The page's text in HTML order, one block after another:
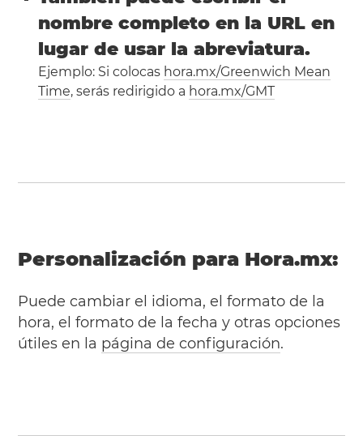
nombre completo en la URL en
lugar de usar la abreviatura.
Ejemplo: Si colocas hora.mx/Greenwich Mean
Time, serás redirigido a hora.mx/GMT
Personalización para Hora.mx:
Puede cambiar el idioma, el formato de la
hora, el formato de la fecha y otras opciones
útiles en la página de configuración.